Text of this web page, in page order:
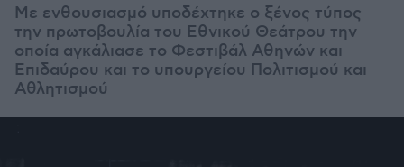
Με ενθουσιασμό υποδέχτηκε ο ξένος τύπος
την πρωτοβουλία του Εθνικού Θεάτρου την
οποία αγκάλιασε το Φεστιβάλ Αθηνών και
Επιδαύρου και το υπουργείου Πολιτισμού και
Αθλητισμού